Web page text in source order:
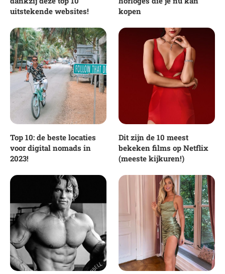
uitstekende websites!
kopen
Top 10: de beste locaties
voor digital nomads in
2023!
Dit zijn de 10 meest
bekeken films op Netflix
(meeste kijkuren!)